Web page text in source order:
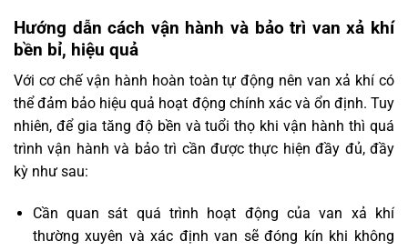
Hướng dẫn cách vận hành và bảo trì van xả khí
bền bỉ, hiệu quả
Với cơ chế vận hành hoàn toàn tự động nên van xả khí có
thể đảm bảo hiệu quả hoạt động chính xác và ổn định. Tuy
nhiên, để gia tăng độ bền và tuổi thọ khi vận hành thì quá
trình vận hành và bảo trì cần được thực hiện đầy đủ, đầy
kỳ như sau:
Cần quan sát quá trình hoạt động của van xả khí
thường xuyên và xác định van sẽ đóng kín khi không